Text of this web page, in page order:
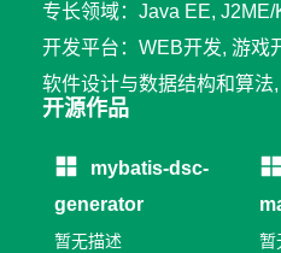
专长领域：Java EE, J2ME/
开发平台：WEB开发, 游戏
软件设计与数据结构和算法
开源作品
mybatis-dsc-
generator
暂无描述 暂